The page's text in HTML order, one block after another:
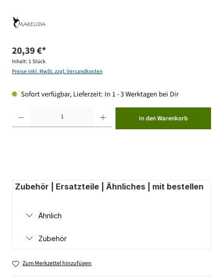
20,39 €*
Inhalt: 1 Stück
Preise inkl. MwSt. zzgl. Versandkosten
Sofort verfügbar, Lieferzeit: In 1 - 3 Werktagen bei Dir
In den Warenkorb
Zubehör | Ersatzteile | Ähnliches | mit bestellen
Ähnlich
Zubehör
Zum Merkzettel hinzufügen